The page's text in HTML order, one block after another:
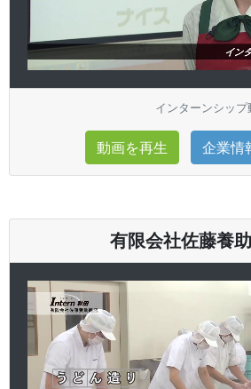
インターンシップ
動画を再生 企業情
有限会社佐藤養